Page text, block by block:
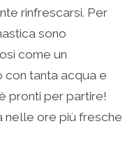
rinfrescarsi. Per
sono
come un
con tanta acqua e
pronti per partire!
nelle ore più fresche